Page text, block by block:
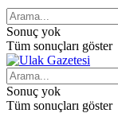
Sonuç yok
Tüm sonuçları göster
Sonuç yok
Tüm sonuçları göster